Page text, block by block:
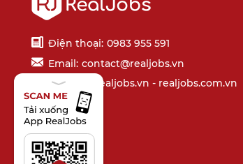
Điện thoại: 0983 955 591
Email: contact@realjobs.vn
Website: realjobs.vn - realjobs.com.vn